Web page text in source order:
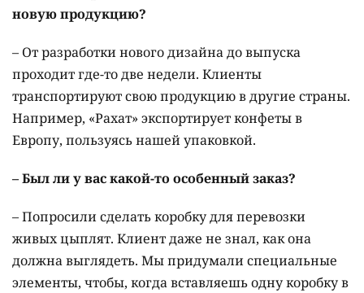
новую продукцию?
– От разработки нового дизайна до выпуска
проходит где-то две недели. Клиенты
транспортируют свою продукцию в другие страны.
Например, «Рахат» экспортирует конфеты в
Европу, пользуясь нашей упаковкой.
– Был ли у вас какой-то особенный заказ?
– Попросили сделать коробку для перевозки
живых цыплят. Клиент даже не знал, как она
должна выглядеть. Мы придумали специальные
элементы, чтобы, когда вставляешь одну коробку в